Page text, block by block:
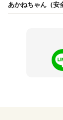
あかねちゃん（安